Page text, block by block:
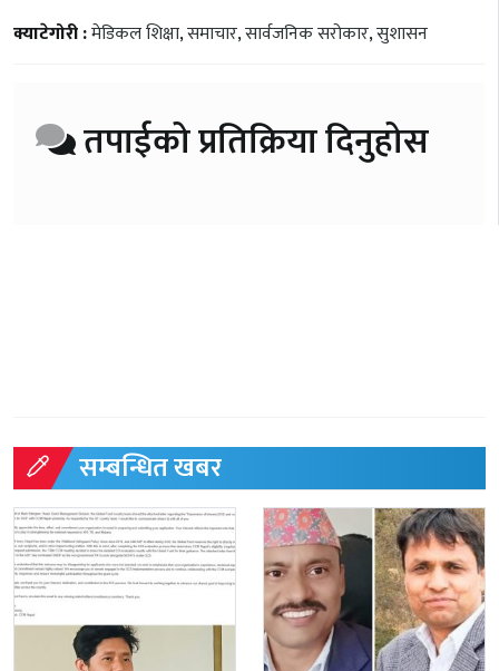
क्याटेगोरी :मेडिकल शिक्षा,समाचार,सार्वजनिक सरोकार,सुशासन
तपाईको प्रतिक्रिया दिनुहोस
सम्बन्धित खबर